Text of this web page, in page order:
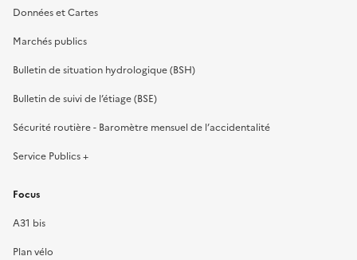
Données et Cartes
Marchés publics
Bulletin de situation hydrologique (BSH)
Bulletin de suivi de l’étiage (BSE)
Sécurité routière - Baromètre mensuel de l’accidentalité
Service Publics +
Focus
A31 bis
Plan vélo